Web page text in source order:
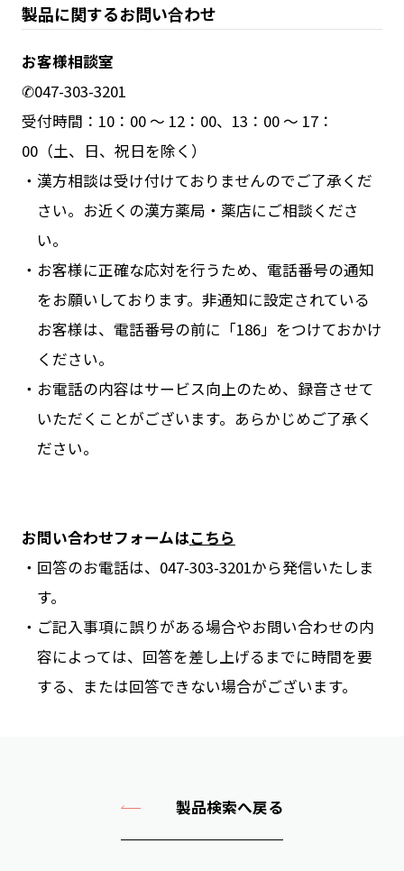
製品に関するお問い合わせ
お客様相談室
✆047-303-3201
受付時間：10：00 ～ 12：00、13：00 ～ 17：
00（土、日、祝日を除く）
漢方相談は受け付けておりませんのでご了承くだ
さい。お近くの漢方薬局・薬店にご相談くださ
い。
お客様に正確な応対を行うため、電話番号の通知
をお願いしております。非通知に設定されている
お客様は、電話番号の前に「186」をつけておかけ
ください。
お電話の内容はサービス向上のため、録音させて
いただくことがございます。あらかじめご了承く
ださい。
お問い合わせフォームはこちら
回答のお電話は、047-303-3201から発信いたしま
す。
ご記入事項に誤りがある場合やお問い合わせの内
容によっては、回答を差し上げるまでに時間を要
する、または回答できない場合がございます。
製品検索へ戻る